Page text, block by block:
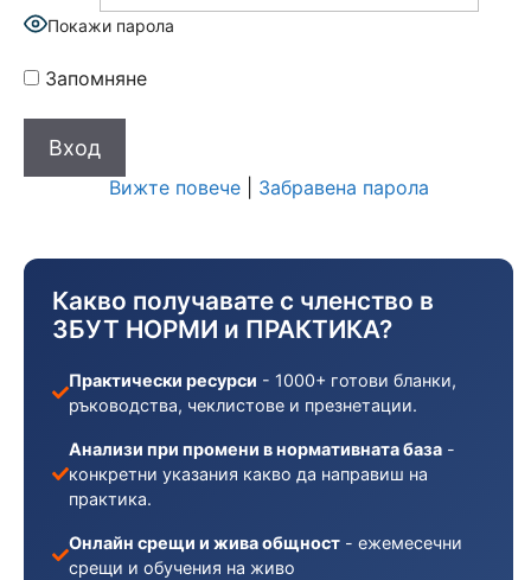
Покажи парола
Запомняне
Вижте повече| Забравена парола
Какво получавате с членство в
ЗБУТ НОРМИ и ПРАКТИКА?
Практически ресурси - 1000+ готови бланки,
ръководства, чеклистове и презнетации.
Анализи при промени в нормативната база -
конкретни указания какво да направиш на
практика.
Онлайн срещи и жива общност - ежемесечни
срещи и обучения на живо